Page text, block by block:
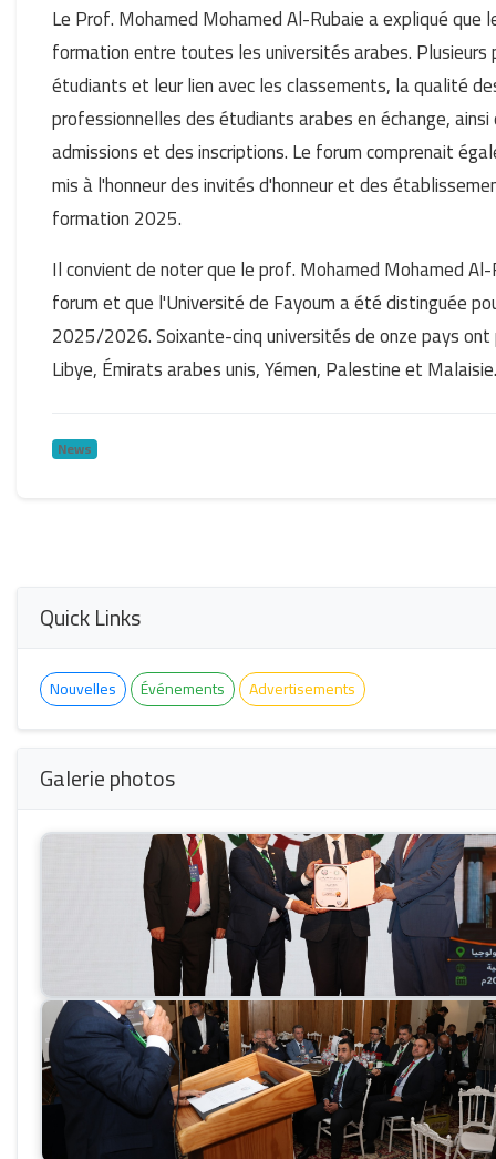
Le Prof. Mohamed Mohamed Al-Rubaie a expliqué
formation entre toutes les universités arabes.
étudiants et leur lien avec les classements, la qualité
professionnelles des étudiants arabes en échange,
admissions et des inscriptions. Le forum comprenait
mis à l'honneur des invités d'honneur et des
formation 2025.
Il convient de noter que le prof. Mohamed Mohamed
forum et que l'Université de Fayoum a été distinguée
2025/2026. Soixante-cinq universités de onze pays
Libye, Émirats arabes unis, Yémen, Palestine et Malaisie.
News
Quick Links
Nouvelles Événements Advertisements
Galerie photos